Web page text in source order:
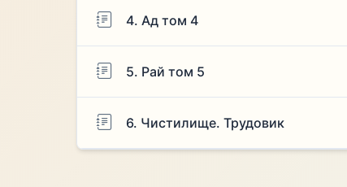
4. Ад том 4
5. Рай том 5
6. Чистилище. Трудовик